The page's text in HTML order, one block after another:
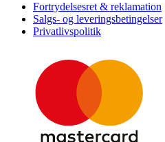
Fortrydelsesret & reklamation
Salgs- og leveringsbetingelser
Privatlivspolitik